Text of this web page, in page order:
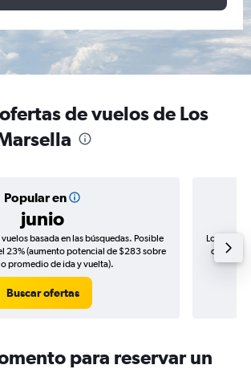
de vuelos de Los
Popular en
junio
basada en las búsquedas. Posible
23% (aumento potencial de $283 sobre
promedio de ida y vuelta).
Buscar ofertas
Los
de
para reservar un